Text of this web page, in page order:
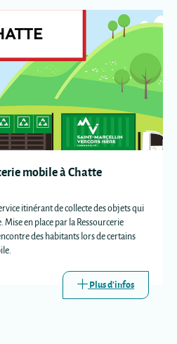
mobile à Chatte
itinérant de collecte des objets qui
en place par la Ressourcerie
des habitants lors de certains
Plus d'infos